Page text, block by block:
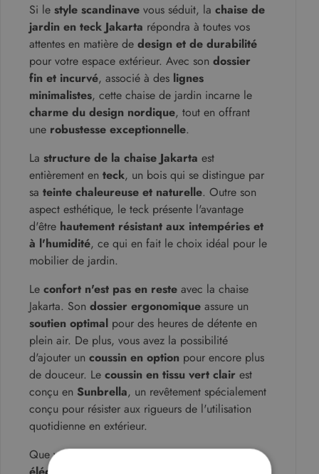
Si le style scandinave vous séduit, la chaise de
jardin en teck Jakarta répondra à toutes vos
attentes en matière de design et de durabilité
pour votre espace extérieur. Avec son dossier
fin et incurvé, associé à des lignes
minimalistes, cette chaise de jardin incarne le
charme du design nordique, tout en offrant
une robustesse exceptionnelle.
La structure de la chaise Jakarta est
entièrement en teck, un bois qui se distingue par
sa teinte chaleureuse et naturelle. Outre son
aspect esthétique, le teck présente l'avantage
d'être hautement résistant aux intempéries et
à l'humidité, ce qui en fait le choix idéal pour le
mobilier de jardin.
Le confort n'est pas en reste avec la chaise
Jakarta. Son dossier ergonomique assure un
soutien optimal pour des heures de détente en
plein air. De plus, vous avez la possibilité
d'ajouter un coussin en option pour encore plus
de douceur. Le coussin en tissu vert clair est
conçu en Sunbrella, un revêtement spécialement
conçu pour résister aux rigueurs de l'utilisation
quotidienne en extérieur.
Que vous souhaitiez créer uncoin repas